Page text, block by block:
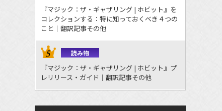
『マジック：ザ・ギャザリング | ホビット』を
コレクションする：特に知っておくべき４つの
こと｜翻訳記事その他
読み物
『マジック：ザ・ギャザリング | ホビット』プ
レリリース・ガイド｜翻訳記事その他